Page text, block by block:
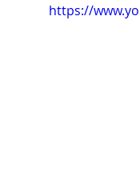
https://